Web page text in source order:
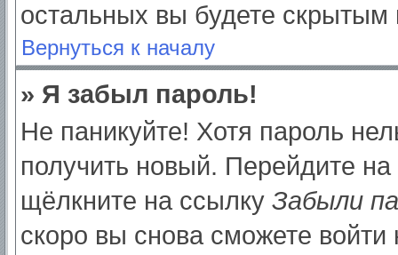
остальных вы будете скрытым
Вернуться к началу
» Я забыл пароль!
Не паникуйте! Хотя пароль
получить новый. Перейдите
щёлкните на ссылку Забыли
скоро вы снова сможете